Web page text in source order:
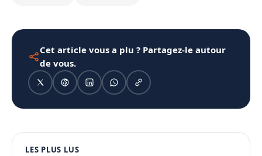
Cet article vous a plu ? Partagez-le autour
de vous.
PUBLICITÉ
LES PLUS LUS